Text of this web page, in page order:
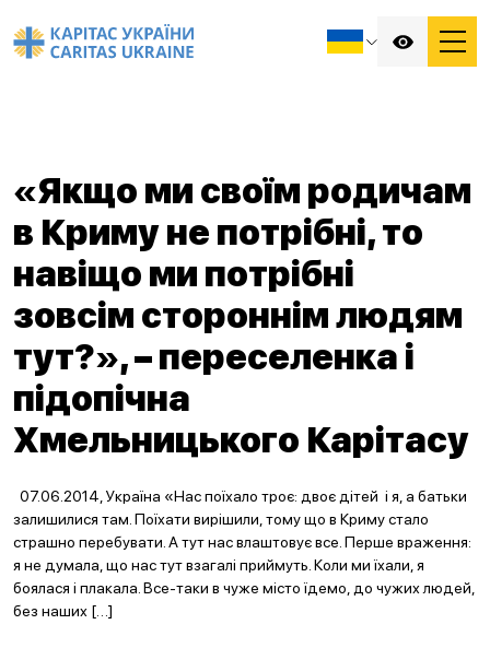
«Якщо ми своїм родичам
в Криму не потрібні, то
навіщо ми потрібні
зовсім стороннім людям
тут?», – переселенка і
підопічна
Хмельницького Карітасу
07.06.2014, Україна «Нас поїхало троє: двоє дітей і я, а батьки
залишилися там. Поїхати вирішили, тому що в Криму стало
страшно перебувати. А тут нас влаштовує все. Перше враження:
я не думала, що нас тут взагалі приймуть. Коли ми їхали, я
боялася і плакала. Все-таки в чуже місто їдемо, до чужих людей,
без наших […]